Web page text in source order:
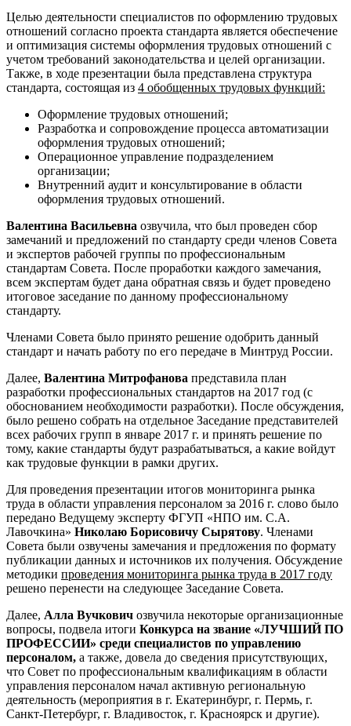
Целью деятельности специалистов по оформлению трудовых
отношений согласно проекта стандарта является обеспечение
и оптимизация системы оформления трудовых отношений с
учетом требований законодательства и целей организации.
Также, в ходе презентации была представлена структура
стандарта, состоящая из 4 обобщенных трудовых функций:
Оформление трудовых отношений;
Разработка и сопровождение процесса автоматизации
оформления трудовых отношений;
Операционное управление подразделением
организации;
Внутренний аудит и консультирование в области
оформления трудовых отношений.
Валентина Васильевна озвучила, что был проведен сбор
замечаний и предложений по стандарту среди членов Совета
и экспертов рабочей группы по профессиональным
стандартам Совета. После проработки каждого замечания,
всем экспертам будет дана обратная связь и будет проведено
итоговое заседание по данному профессиональному
стандарту.
Членами Совета было принято решение одобрить данный
стандарт и начать работу по его передаче в Минтруд России.
Далее, Валентина Митрофанова представила план
разработки профессиональных стандартов на 2017 год (с
обоснованием необходимости разработки). После обсуждения,
было решено собрать на отдельное Заседание представителей
всех рабочих групп в январе 2017 г. и принять решение по
тому, какие стандарты будут разрабатываться, а какие войдут
как трудовые функции в рамки других.
Для проведения презентации итогов мониторинга рынка
труда в области управления персоналом за 2016 г. слово было
передано Ведущему эксперту ФГУП «НПО им. С.А.
Лавочкина» Николаю Борисовичу Сырятову. Членами
Совета были озвучены замечания и предложения по формату
публикации данных и источников их получения. Обсуждение
методики проведения мониторинга рынка труда в 2017 году
решено перенести на следующее Заседание Совета.
Далее, Алла Вучкович озвучила некоторые организационные
вопросы, подвела итоги Конкурса на звание «ЛУЧШИЙ ПО
ПРОФЕССИИ» среди специалистов по управлению
персоналом, а также, довела до сведения присутствующих,
что Совет по профессиональным квалификациям в области
управления персоналом начал активную региональную
деятельность (мероприятия в г. Екатеринбург, г. Пермь, г.
Санкт-Петербург, г. Владивосток, г. Красноярск и другие).